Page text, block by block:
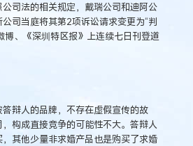
司法的相关规定，戴瑞公司和迪阿公
司当庭将其第2项诉讼请求变更为“判
、《深圳特区报》上连续七日刊登道
辩人的品牌，不存在虚假宣传的故
构成直接竞争的可能性不大。答辩人
其他少量非求婚产品也是购买了求婚